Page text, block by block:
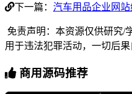
下一篇： 汽车用品企业网
免责声明：本资源仅供研究/
用于违法犯罪活动，一切后
商用源码推荐